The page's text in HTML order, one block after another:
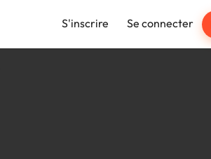
S'inscrire Se connecter